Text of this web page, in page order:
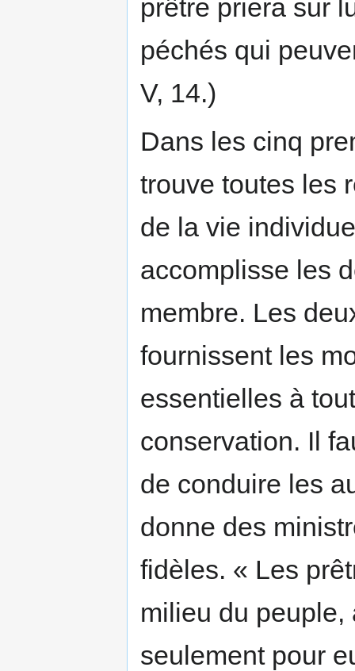
prêtre priera sur
péchés qui
V, 14.)
Dans les cinq
trouve toutes les
de la vie
accomplisse les
membre. Les
fournissent les
essentielles à
conservation. Il
de conduire les
donne des
fidèles. « Les
milieu du peuple,
seulement pour